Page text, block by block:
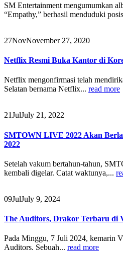
SM Entertainment mengumumkan
“Empathy,” berhasil menduduki
27NovNovember 27, 2020
Netflix Resmi Buka Kantor di
Netflix mengonfirmasi telah
Selatan bernama Netflix... read more
21JulJuly 21, 2022
SMTOWN LIVE 2022 Akan
2022
Setelah vakum bertahun-tahun,
kembali digelar. Catat waktunya,...
09JulJuly 9, 2024
The Auditors, Drakor Terbaru di
Pada Minggu, 7 Juli 2024, kemarin
Auditors. Sebuah... read more